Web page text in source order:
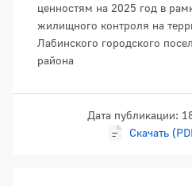
ценностям на 2025 год в
жилищного контроля на
Лабинского городского
района
Дата публикации:
Скачать